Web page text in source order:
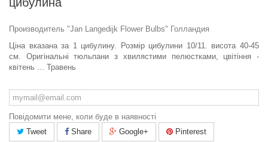
Производитель "Jan Langedijk Flower Bulbs" Голландия
Ціна вказана за 1 цибулину. Розмір цибулини 10/11. висота 40-45
см. Оригінальні тюльпани з хвилястими пелюстками, цвітіння -
квітень ... Травень
Повідомити мене, коли буде в наявності
Tweet
Share Google+ Pinterest